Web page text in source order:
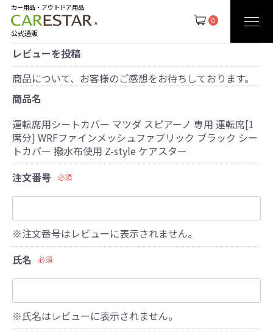
0
カー用品・アウトドア用品
公式通販
レビューを投稿
商品について、お客様のご感想をお待ちしております。
商品名
運転席用シートカバー マツダ スピアーノ 専用 運転席[1
席分] WRFファインメッシュファブリック ブラック シー
トカバー 撥水布使用 Z-style ケアスター
注文番号
必須
※注文番号はレビューに表示されません。
氏名
必須
※氏名はレビューに表示されません。